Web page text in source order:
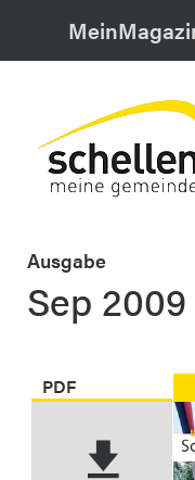
Ausgabe
Sep 2009
PDF